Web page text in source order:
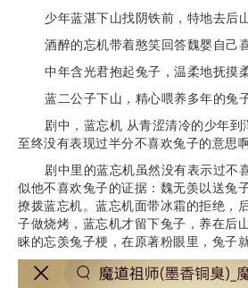
少年蓝湛下山找阴铁前，特地去后
酒醉的忘机带着憨笑回答魏婴自己
中年含光君抱起兔子，温柔地抚摸
蓝二公子下山，精心喂养多年的兔
剧中，蓝忘机 从青涩清冷的少年
至终没有表现过半分不喜欢兔子的意思啊
剧中里的蓝忘机虽然没有表示过不
似他不喜欢兔子的证据：魏无羡以送兔
撩拨蓝忘机。蓝忘机面带冰霜的拒绝，
子做烧烤，蓝忘机才留下兔子，养在
睐的忘羡兔子梗，在原著粉眼里，兔子